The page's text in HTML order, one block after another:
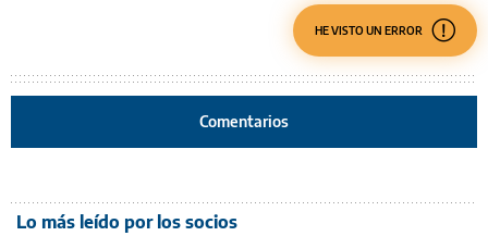
HE VISTO UN ERROR
Comentarios
Lo más leído por los socios